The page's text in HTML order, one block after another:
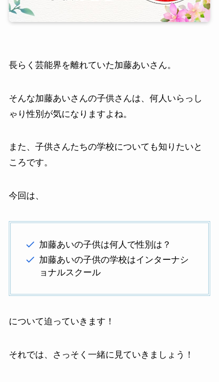
長らく芸能界を離れていた加藤あいさん。
そんな加藤あいさんの子供さんは、何人いらっし
ゃり性別が気になりますよね。
また、子供さんたちの学校についても知りたいと
ころです。
今回は、
加藤あいの子供は何人で性別は？
加藤あいの子供の学校はインターナシ
ョナルスクール
について迫っていきます！
それでは、さっそく一緒に見ていきましょう！